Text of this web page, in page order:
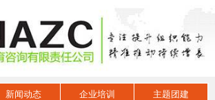
新闻动态 企业培训 主题团建